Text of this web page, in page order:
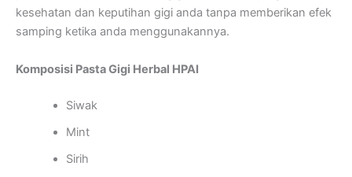
kesehatan dan keputihan gigi anda tanpa memberikan efek
samping ketika anda menggunakannya.
Komposisi Pasta Gigi Herbal HPAI
Siwak
Mint
Sirih